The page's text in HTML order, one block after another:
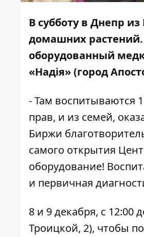
В субботу в Днепр
домашних растений.
оборудованный
«Надія» (город
- Там воспитываются
прав, и из семей,
Биржи
самого открытия
оборудование!
и первичная
8 и 9 декабря, с 12:00
Троицкой, 2), чтобы